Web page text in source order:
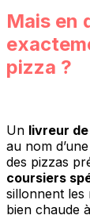
Mais en
pizza ?
Un livreur
au nom
des pizzas
coursiers
sillonnent
bien chaude